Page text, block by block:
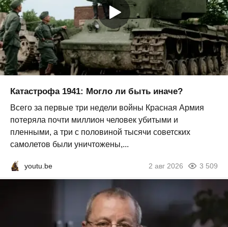
Катастрофа 1941: Могло ли быть иначе?
Всего за первые три недели войны Красная Армия
потеряла почти миллион человек убитыми и
пленными, а три с половиной тысячи советских
самолетов были уничтожены,...
youtu.be 2 авг 2026 3 509